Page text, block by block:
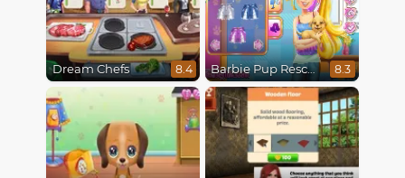
Dream Chefs 8.4 Barbie Pup Rescue 8.3